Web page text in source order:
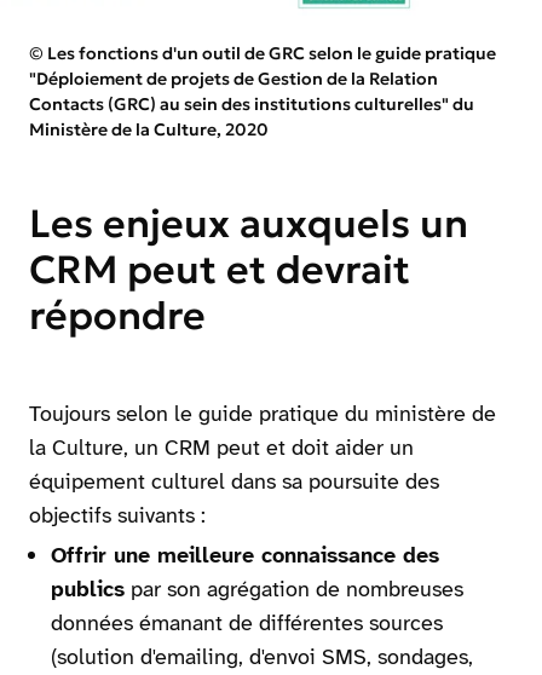
Droits réservés :
© Les fonctions d'un outil de GRC selon le guide pratique
"Déploiement de projets de Gestion de la Relation
Contacts (GRC) au sein des institutions culturelles" du
Ministère de la Culture, 2020
Les enjeux auxquels un
CRM peut et devrait
répondre
Toujours selon le guide pratique du ministère de
la Culture, un CRM peut et doit aider un
équipement culturel dans sa poursuite des
objectifs suivants :
Offrir une meilleure connaissance des
publics par son agrégation de nombreuses
données émanant de différentes sources
(solution d'emailing, d'envoi SMS, sondages,